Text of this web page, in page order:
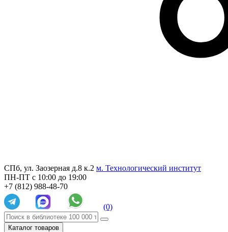
СПб, ул. Заозерная д.8 к.2 м. Технологический институт
ПН-ПТ с 10:00 до 19:00
+7 (812) 988-48-70
(0)
Каталог товаров